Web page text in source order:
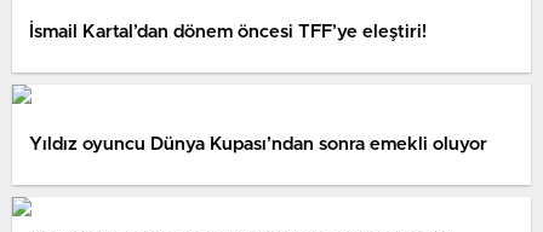
İsmail Kartal’dan dönem öncesi TFF’ye eleştiri!
Yıldız oyuncu Dünya Kupası’ndan sonra emekli oluyor